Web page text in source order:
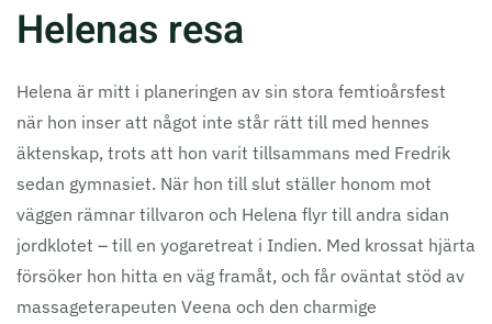
Helenas resa
Helena är mitt i planeringen av sin stora femtioårsfest
när hon inser att något inte står rätt till med hennes
äktenskap, trots att hon varit tillsammans med Fredrik
sedan gymnasiet. När hon till slut ställer honom mot
väggen rämnar tillvaron och Helena flyr till andra sidan
jordklotet – till en yogaretreat i Indien. Med krossat hjärta
försöker hon hitta en väg framåt, och får oväntat stöd av
massageterapeuten Veena och den charmige